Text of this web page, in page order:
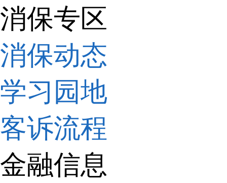
消保专区
消保动态
学习园地
客诉流程
金融信息